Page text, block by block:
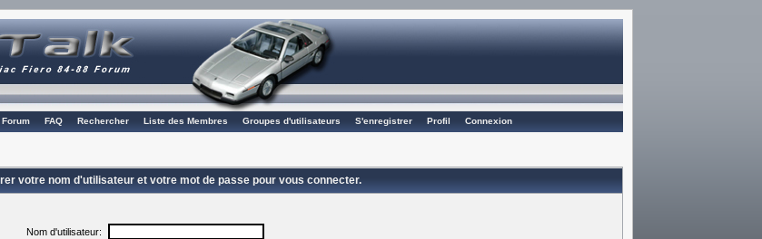
FAQ Rechercher Liste des Membres Groupes d'utilisateurs S'enregistrer Profil Connexion
votre nom d'utilisateur et votre mot de passe pour vous connecter.
Nom d'utilisateur: